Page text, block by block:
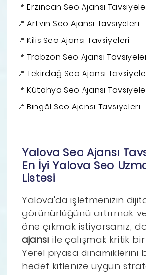
Erzincan Seo Ajansı
Artvin Seo Ajansı Tavsiyeleri
Kilis Seo Ajansı Tavsiyeleri
Trabzon Seo Ajansı
Tekirdağ Seo Ajansı
Kütahya Seo Ajansı
Bingöl Seo Ajansı Tavsiyeleri
Yalova Seo Ajansı
En İyi Yalova Seo
Listesi
Yalova'da işletmenizin
görünürlüğünü artırmak
öne çıkmak istiyorsanız,
ajansı ile çalışmak kritik bir
Yerel piyasa dinamiklerini
hedef kitlenize uygun